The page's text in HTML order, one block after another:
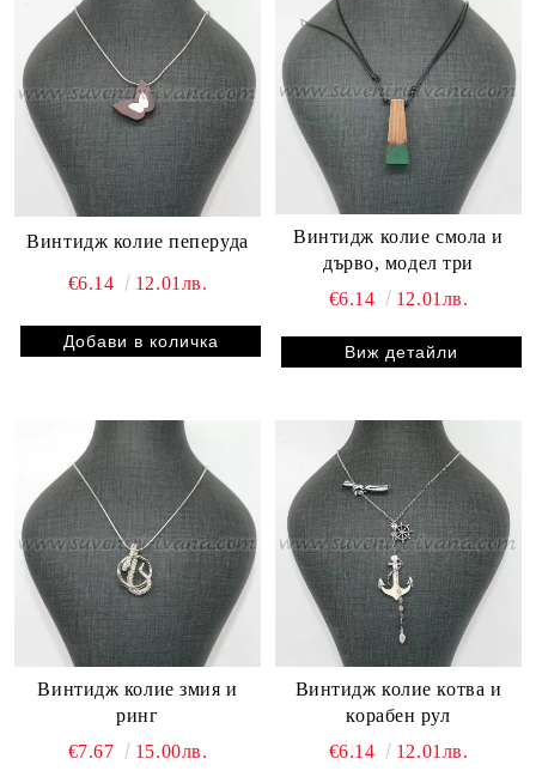
Винтидж колие пеперуда
€6.14 12.01лв.
Винтидж колие смола и
дърво, модел три
€6.14
12.01лв.
Виж детайли
Винтидж колие змия и
ринг
€7.67
15.00лв.
Винтидж колие котва и
корабен рул
€6.14
12.01лв.